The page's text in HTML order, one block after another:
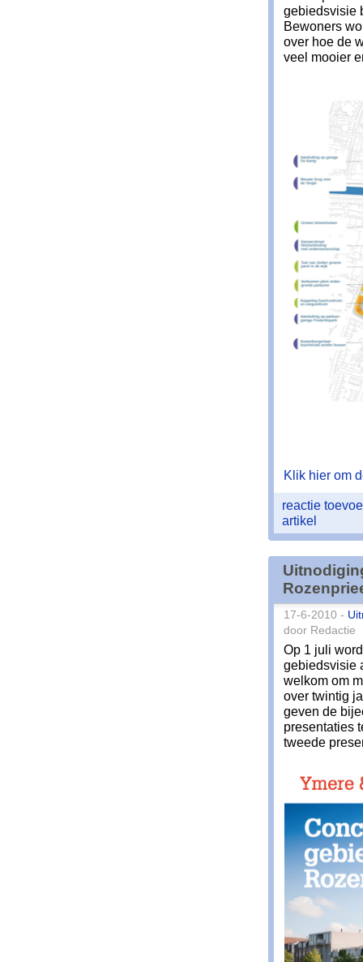
gebiedsvisie
Bewoners
over hoe de
veel mooier
Klik hier om
reactie
artikel
17-6-2010 -
door Redactie
Op 1 juli
gebiedsvisie
welkom om
over twintig
geven de
presentaties
tweede